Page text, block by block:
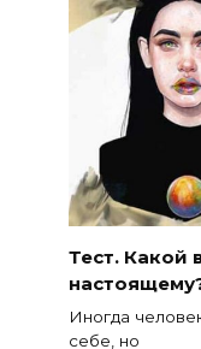
Тест. Какой
Иногда
себе, но